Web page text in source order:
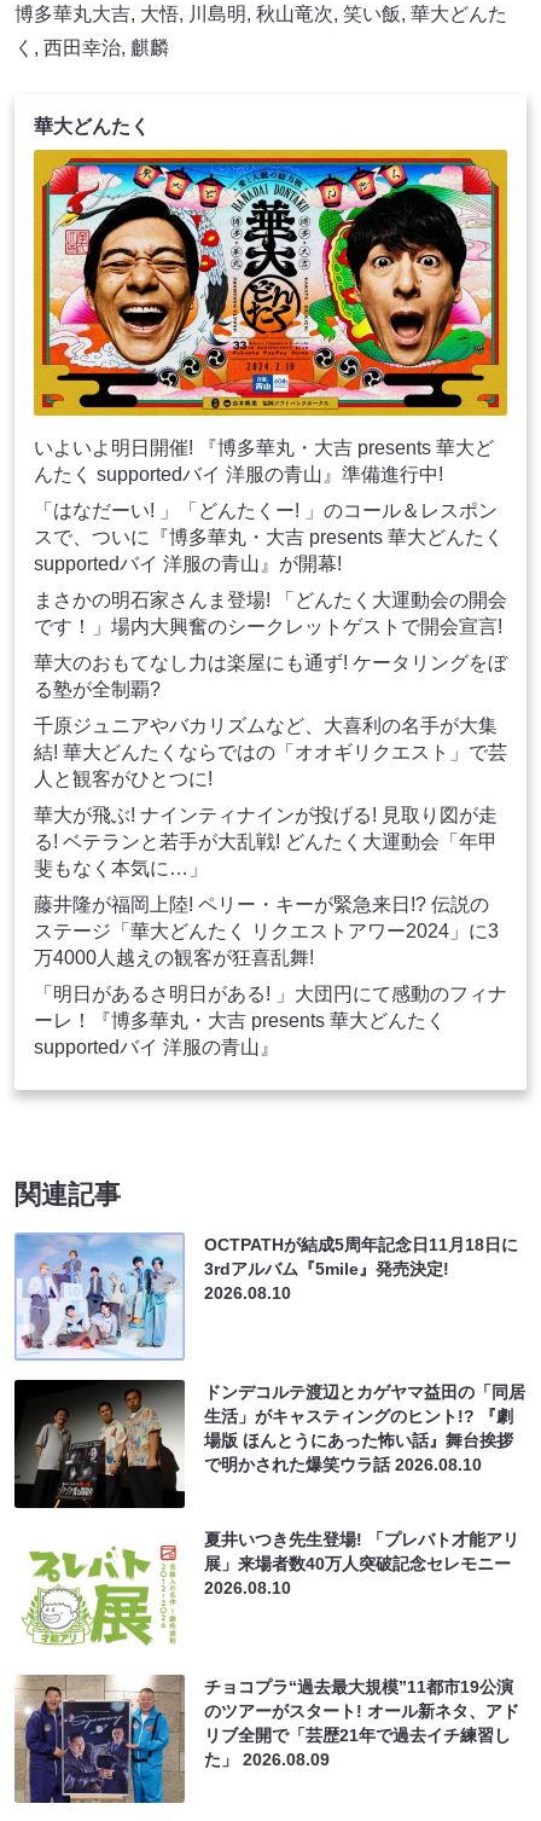
博多華丸大吉, 大悟, 川島明, 秋山竜次, 笑い飯, 華大どんた
く , 西田幸治, 麒麟
華大どんたく
いよいよ明日開催! 『博多華丸・大吉 presents 華大ど
んたく supportedバイ 洋服の青山』準備進行中!
「はなだーい! 」「どんたくー! 」のコール＆レスポン
スで、ついに『博多華丸・大吉 presents 華大どんたく
supportedバイ 洋服の青山』が開幕!
まさかの明石家さんま登場! 「どんたく大運動会の開会
です！」場内大興奮のシークレットゲストで開会宣言!
華大のおもてなし力は楽屋にも通ず! ケータリングをぼ
る塾が全制覇?
千原ジュニアやバカリズムなど、大喜利の名手が大集
結! 華大どんたくならではの「オオギリクエスト」で芸
人と観客がひとつに!
華大が飛ぶ! ナインティナインが投げる! 見取り図が走
る! ベテランと若手が大乱戦! どんたく大運動会「年甲
斐もなく本気に…」
藤井隆が福岡上陸! ペリー・キーが緊急来日!? 伝説の
ステージ「華大どんたく リクエストアワー2024」に3
万4000人越えの観客が狂喜乱舞!
「明日があるさ明日がある! 」大団円にて感動のフィナ
ーレ！『博多華丸・大吉 presents 華大どんたく
supportedバイ 洋服の青山』
関連記事
OCTPATHが結成5周年記念日11月18日に
3rdアルバム『5mile』発売決定!
2026.08.10
ドンデコルテ渡辺とカゲヤマ益田の「同居
生活」がキャスティングのヒント!? 『劇
場版 ほんとうにあった怖い話』舞台挨拶
で明かされた爆笑ウラ話2026.08.10
夏井いつき先生登場! 「プレバト才能アリ
展」来場者数40万人突破記念セレモニー
2026.08.10
チョコプラ“過去最大規模”11都市19公演
のツアーがスタート! オール新ネタ、アド
リブ全開で「芸歴21年で過去イチ練習し
た」2026.08.09